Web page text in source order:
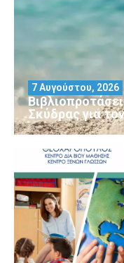
Σκύδρας για
7 Αυγούστου, 2026